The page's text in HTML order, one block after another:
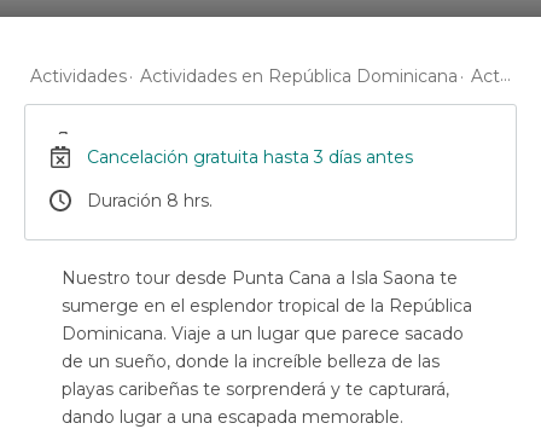
Actividades Actividades en República Dominicana Actividades en La Altagracia
Cancelación gratuita hasta 3 días antes
Duración 8 hrs.
Nuestro tour desde Punta Cana a Isla Saona te
sumerge en el esplendor tropical de la República
Dominicana. Viaje a un lugar que parece sacado
de un sueño, donde la increíble belleza de las
playas caribeñas te sorprenderá y te capturará,
dando lugar a una escapada memorable.